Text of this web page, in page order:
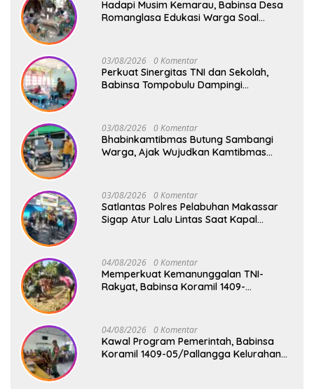
Hadapi Musim Kemarau, Babinsa Desa
Romanglasa Edukasi Warga Soal
03/08/2026 0 Komentar
Perkuat Sinergitas TNI dan Sekolah,
Babinsa Tompobulu Dampingi
03/08/2026 0 Komentar
Bhabinkamtibmas Butung Sambangi
Warga, Ajak Wujudkan Kamtibmas
03/08/2026 0 Komentar
Satlantas Polres Pelabuhan Makassar
Sigap Atur Lalu Lintas Saat Kapal
04/08/2026 0 Komentar
Memperkuat Kemanunggalan TNI-
Rakyat, Babinsa Koramil 1409-
04/08/2026 0 Komentar
Kawal Program Pemerintah, Babinsa
Koramil 1409-05/Pallangga Kelurahan